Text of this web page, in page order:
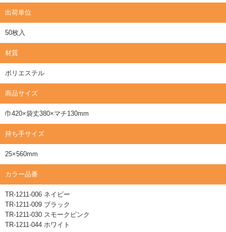
出荷単位
50枚入
材質
ポリエステル
商品サイズ
巾420×袋丈380×マチ130mm
持ち手サイズ
25×560mm
カラー品番
TR-1211-006 ネイビー
TR-1211-009 ブラック
TR-1211-030 スモークピンク
TR-1211-044 ホワイト